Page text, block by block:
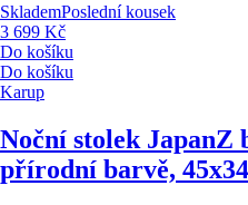
SklademPoslední kousek
3 699 Kč
Do košíku
Do košíku
Karup
Noční stolek JapanZ
přírodní barvě,